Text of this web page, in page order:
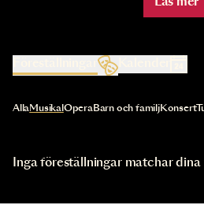
Kalender
Val av kategori uppdaterar innehållet
AllaMusikal OperaBarn och familjKonsert
Inga föreställningar matchar